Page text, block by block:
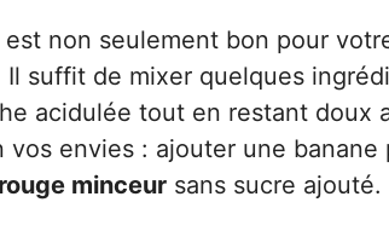
est non seulement bon pour
suffit de mixer quelques
acidulée tout en restant doux
envies : ajouter une
minceur sans sucre